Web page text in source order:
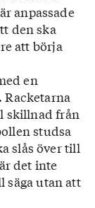
anpassade
den ska
att börja
en
skillnad från
studsa
slås över till
det inte
säga utan att